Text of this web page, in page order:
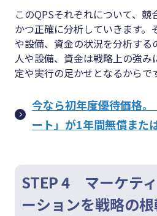
このQPSそれぞれについて、
かつ正確に分析していきます。
や設備、資金の状況を分析する
人や設備、資金は戦略上の強み
定や実行の足かせとなるからで
今なら初年度優待価格
ート」が1年間無償また
STEP 4 マーケテ
ーションを戦略の